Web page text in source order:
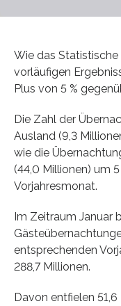
Wie das
vorläufigen
Plus von 5 %
Die Zahl der
Ausland (9,3
wie die
(44,0 Millionen) um
Vorjahresmonat.
Im Zeitraum Januar
entsprechenden
288,7 Millionen.
Davon entfielen